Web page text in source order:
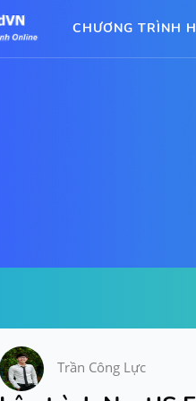
CHƯƠNG TRÌNH
Trần Công Lực